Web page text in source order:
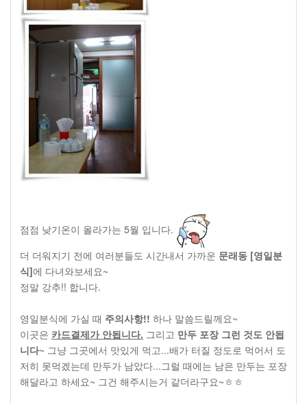
점점 낮기온이 올라가는 5월 입니다.
더 더워지기 전에 여러분들도 시간내서 가까운 문래동 [영일분
식]에 다녀와보세요~
정말 강추!! 합니다.
영일분식에 가실 때 주의사항!! 하나 말씀드릴께요~
이곳은 카드결제가 안됩니다. 그리고 만두 포장 그런 것도 안됩
니다~ 그냥 그곳에서 맛있게 먹고...배가 터질 정도로 먹어서 도
저히 못먹겠는데 만두가 남았다...그럴 때에는 남은 만두는 포장
해달라고 하세요~ 그건 해주시는거 같더라구요~ㅎㅎ